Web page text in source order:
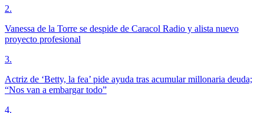
2.
Vanessa de la Torre se despide de Caracol Radio y alista nuevo
proyecto profesional
3.
Actriz de ‘Betty, la fea’ pide ayuda tras acumular millonaria deuda;
“Nos van a embargar todo”
4.